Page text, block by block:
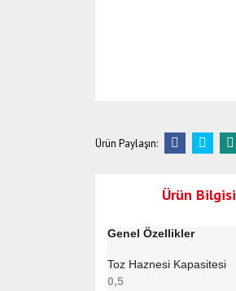
Ürün Paylaşın:
Ürün Bilgisi
Genel Özellikler
Toz Haznesi Kapasitesi
0,5